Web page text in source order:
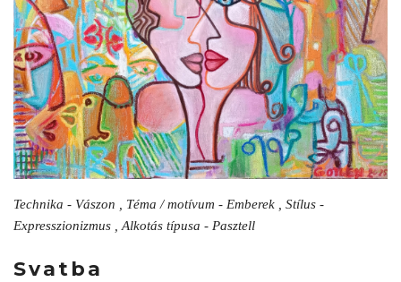
Technika - Vászon , Téma / motívum - Emberek , Stílus -
Expresszionizmus , Alkotás típusa - Pasztell
Svatba